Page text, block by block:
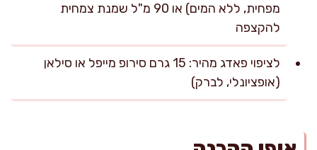
מפחית, ללא המים) או 90 מ"ל שמנת צמחית
להקצפה
לציפוי פאדג מהיר: 15 גרם סירופ מייפל או סילאן
(אופציונלי, לברק)